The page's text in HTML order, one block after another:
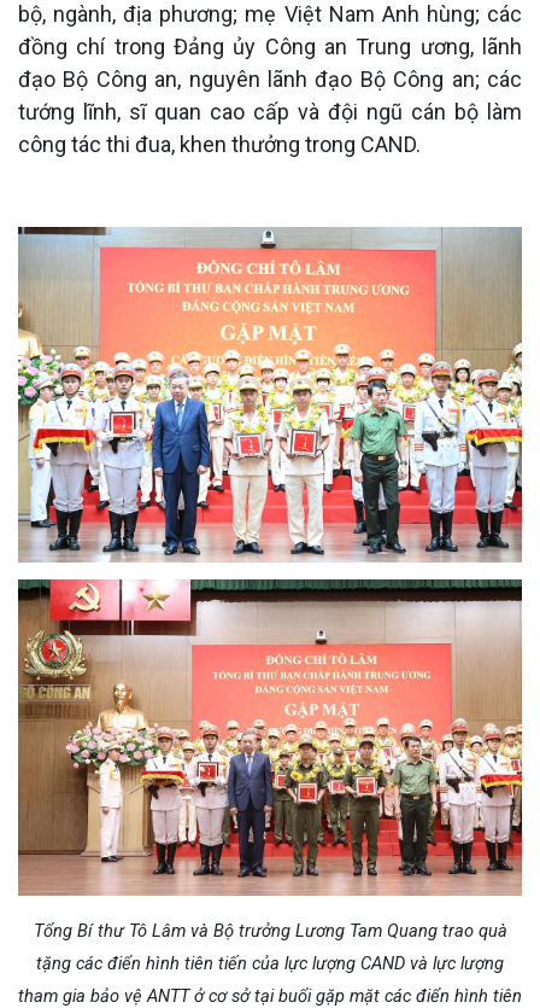
bộ, ngành, địa phương; mẹ Việt Nam Anh hùng; các
đồng chí trong Đảng ủy Công an Trung ương, lãnh
đạo Bộ Công an, nguyên lãnh đạo Bộ Công an; các
tướng lĩnh, sĩ quan cao cấp và đội ngũ cán bộ làm
công tác thi đua, khen thưởng trong CAND.
Tổng Bí thư Tô Lâm và Bộ trưởng Lương Tam Quang trao quà
tặng các điển hình tiên tiến của lực lượng CAND và lực lượng
tham gia bảo vệ ANTT ở cơ sở tại buổigặp mặt các điển hình tiên